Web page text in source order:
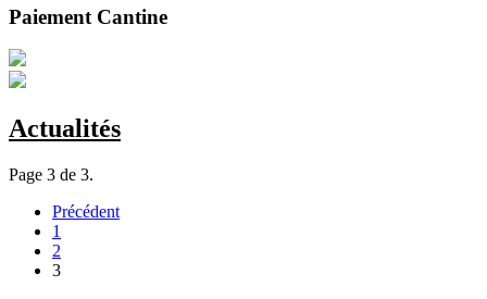
Paiement Cantine
Actualités
Page 3 de 3.
Précédent
1
2
3